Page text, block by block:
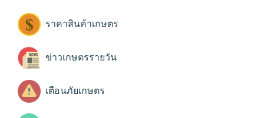
ราคาสินค้าเกษตร
ข่าวเกษตรรายวัน
เตือนภัยเกษตร